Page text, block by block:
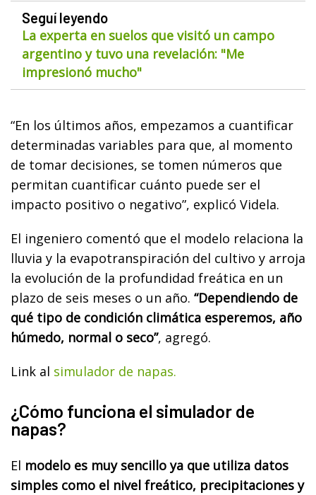
Seguí leyendo
La experta en suelos que visitó un campo
argentino y tuvo una revelación: "Me
impresionó mucho"
“En los últimos años, empezamos a cuantificar
determinadas variables para que, al momento
de tomar decisiones, se tomen números que
permitan cuantificar cuánto puede ser el
impacto positivo o negativo”, explicó Videla.
El ingeniero comentó que el modelo relaciona la
lluvia y la evapotranspiración del cultivo y arroja
la evolución de la profundidad freática en un
plazo de seis meses o un año. “Dependiendo de
qué tipo de condición climática esperemos, año
húmedo, normal o seco”, agregó.
Link al simulador de napas.
¿Cómo funciona el simulador de
napas?
El modelo es muy sencillo ya que utiliza datos
simples como el nivel freático, precipitaciones y